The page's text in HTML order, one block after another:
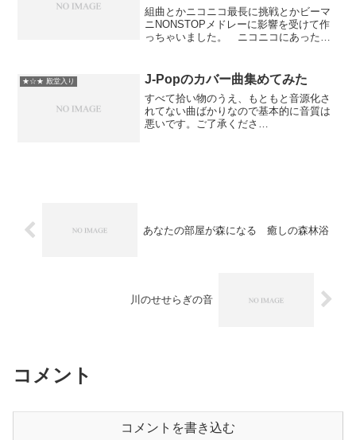
組曲とかニコニコ最長に挑戦とかビーマ
ニNONSTOPメドレーに影響を受けて作
っちゃいました。 ニコニコにあった曲
ぎました。 繋ぎはﾄｰｼﾛです。 収録曲
は全部で70曲！...
★☆★ 殿堂入り J-Popのカバー曲集めてみた
すべて拾い物のうえ、もともと音源化さ
れてない曲ばかりなので基本的に音質は
悪いです。ご了承くださ
あなたの部屋が森になる 癒しの森林浴
川のせせらぎの音
コメント
コメントを書き込む